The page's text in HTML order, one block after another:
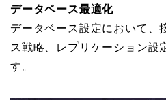
データベース最適化
データベース設定において、
ス戦略、レプリケーション設
す。